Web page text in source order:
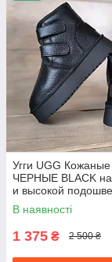
Угги UGG Кожаные
ЧЕРНЫЕ BLACK на
и высокой подошве
утепленые
В наявності
1 375 ₴ 2 500 ₴